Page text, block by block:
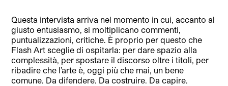
Questa intervista arriva nel momento in cui, accanto al
giusto entusiasmo, si moltiplicano commenti,
puntualizzazioni, critiche. È proprio per questo che
Flash Art sceglie di ospitarla: per dare spazio alla
complessità, per spostare il discorso oltre i titoli, per
ribadire che l’arte è, oggi più che mai, un bene
comune. Da difendere. Da costruire. Da capire.